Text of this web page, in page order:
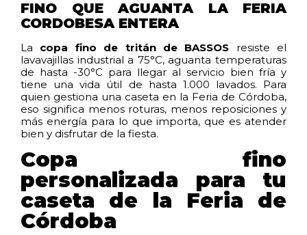
FINO QUE AGUANTA LA FERIA
CORDOBESA ENTERA
La copa fino de tritán de BASSOS resiste el
lavavajillas industrial a 75°C, aguanta temperaturas
de hasta -30°C para llegar al servicio bien fría y
tiene una vida útil de hasta 1.000 lavados. Para
quien gestiona una caseta en la Feria de Córdoba,
eso significa menos roturas, menos reposiciones y
más energía para lo que importa, que es atender
bien y disfrutar de la fiesta.
Copa fino
personalizada para tu
caseta de la Feria de
Córdoba